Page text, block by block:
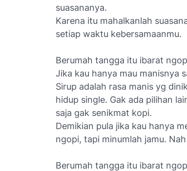
suasananya.
Karena itu mahalkanlah
setiap waktu kebersamaanmu.
Berumah tangga itu ibarat
Jika kau hanya mau manisnya
Sirup adalah rasa manis yg
hidup single. Gak ada pilihan
saja gak senikmat kopi.
Demikian pula jika kau hanya
ngopi, tapi minumlah jamu.
Berumah tangga itu ibarat